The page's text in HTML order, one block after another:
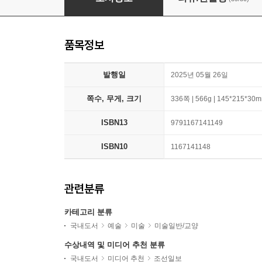
품목정보
발행일 2025년 05월 26일
쪽수, 무게, 크기 336쪽 | 566g |
ISBN13 9791167141149
ISBN10 1167141148
관련분류
카테고리 분류
국내도서 예술 미술 미술일반/교양
수상내역 및 미디어 추천 분류
국내도서 미디어 추천 조선일보